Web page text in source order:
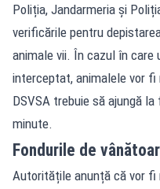
Poliția, Jandarmeria și
verificările pentru
animale vii. În cazul în
interceptat, animalele vor fi
DSVSA trebuie să ajungă
minute.
Fondurile de
Autoritățile anunță că vor